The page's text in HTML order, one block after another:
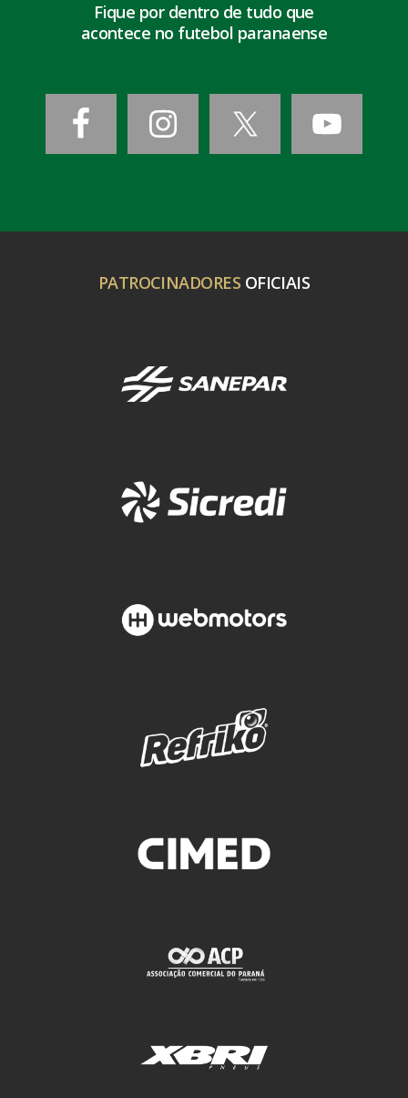
Fique por dentro de tudo que
acontece no futebol paranaense
PATROCINADORES OFICIAIS